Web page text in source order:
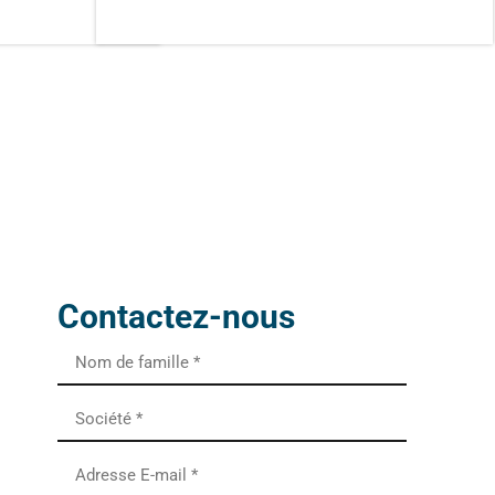
Contactez-nous